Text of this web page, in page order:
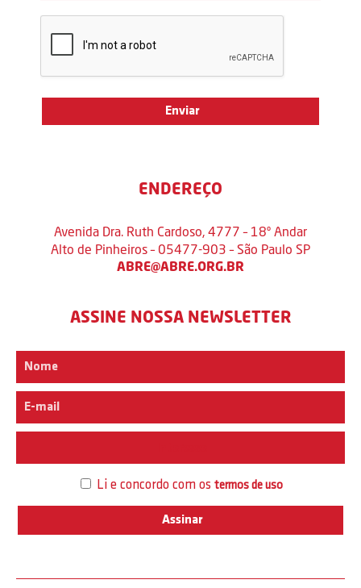
ENDEREÇO
Avenida Dra. Ruth Cardoso, 4777 – 18º Andar
Alto de Pinheiros – 05477-903 – São Paulo SP
ABRE@ABRE.ORG.BR
ASSINE NOSSA NEWSLETTER
Li e concordo com os termos de uso